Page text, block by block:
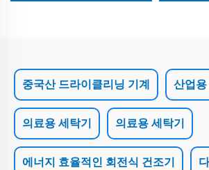
중국산 드라이클리닝 기계 산업용
의료용 세탁기 의료용 세탁기
에너지 효율적인 회전식 건조기